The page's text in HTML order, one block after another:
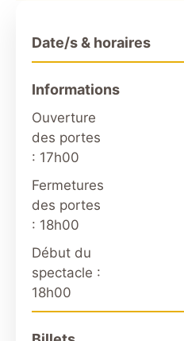
Date/s & horaires
Informations
Ouverture
des portes
: 17h00
Fermetures
des portes
: 18h00
Début du
spectacle :
18h00